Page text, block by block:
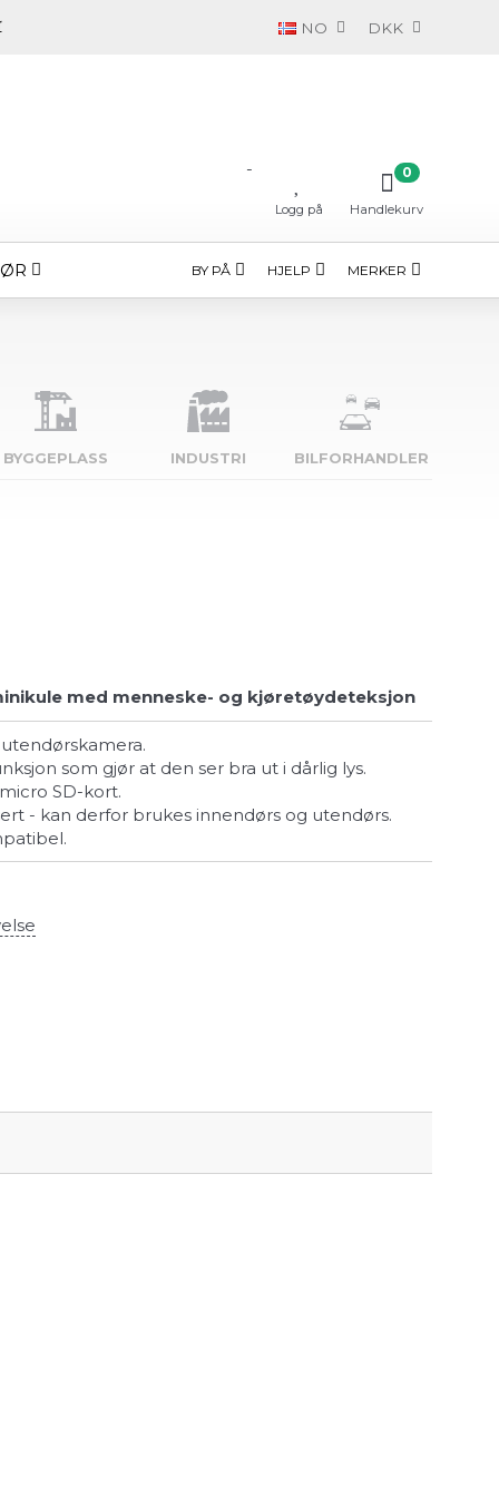
NO DKK
-
Logg på Handlekurv
0
BY PÅ HJELP MERKER
BYGGE­PLASS INDUSTRI BILFORHANDLER
med menneske- og kjøretøydeteksjon
utendørskamera.
som gjør at den ser bra ut i dårlig lys.
micro SD-kort.
- kan derfor brukes innendørs og utendørs.